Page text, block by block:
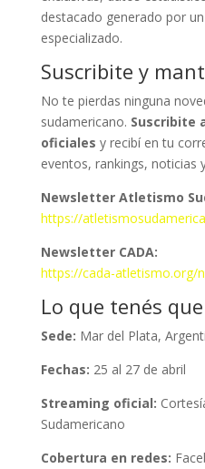
destacado generado por
especializado.
Suscribite y
No te pierdas ninguna
sudamericano. Suscribite
oficiales y recibí en tu
eventos, rankings, noticias
Newsletter Atletismo
https://
Newsletter CADA:
https://cada-atletismo.org/
Lo que tenés
Sede: Mar del Plata,
Fechas: 25 al 27 de abril
Streaming oficial:
Sudamericano
Cobertura en redes: